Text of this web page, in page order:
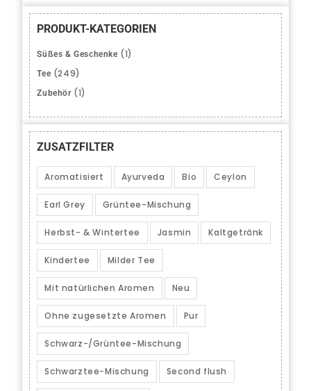
PRODUKT-KATEGORIEN
Süßes & Geschenke (1)
Tee (249)
Zubehör (1)
ZUSATZFILTER
Aromatisiert Ayurveda Bio Ceylon
Earl Grey Grüntee-Mischung
Herbst- & Wintertee Jasmin Kaltgetränk
Kindertee Milder Tee
Mit natürlichen Aromen Neu
Ohne zugesetzte Aromen Pur
Schwarz-/Grüntee-Mischung
Schwarztee-Mischung Second flush